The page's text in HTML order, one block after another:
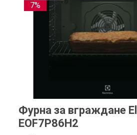
7%
Фурна за вграждане
EOF7P86H2